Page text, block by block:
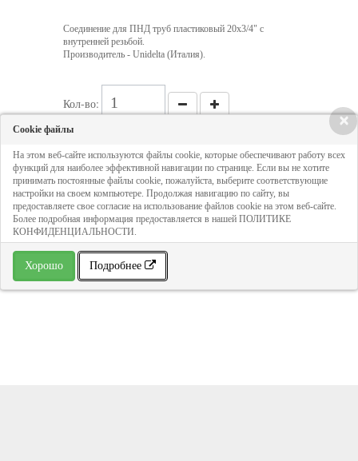
Соединение для ПНД труб пластиковый 20х3/4" с
внутренней резьбой.
Производитель - Unidelta (Италия).
Кол-во:
Цена - по запросу
ДОБАВИТЬ В КОРЗИНУ
» В избранное
×
Cookie файлы
На этом веб-сайте используются файлы cookie, которые обеспечивают работу всех
функций для наиболее эффективной навигации по странице. Если вы не хотите
принимать постоянные файлы cookie, пожалуйста, выберите соответствующие
настройки на своем компьютере. Продолжая навигацию по сайту, вы
предоставляете свое согласие на использование файлов cookie на этом веб-сайте.
Более подробная информация предоставляется в нашей ПОЛИТИКЕ
КОНФИДЕНЦИАЛЬНОСТИ.
Хорошо Подробнее